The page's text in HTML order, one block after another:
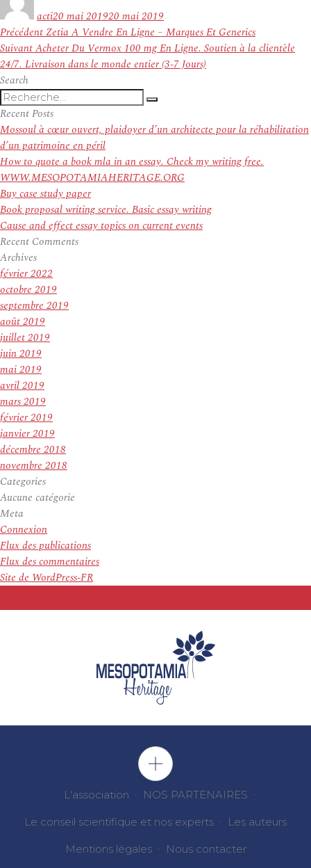
actile
20 mai 201920 mai 2019
Navigation
de
l’article
PrécédentArticle
précédent :
Zetia A Vendre En Ligne – Marques Et Generics
SuivantArticle
suivant :
Acheter Du Vermox 100 mg En Ligne. Soutien à la clientèle
24/7. Livraison dans le monde entier (3-7 Jours)
Search
Recherche
pour
:
Recherche
Recent Posts
Mossoul à cœur ouvert, plaidoyer d’un architecte pour la réhabilitation
d’un patrimoine en péril
How to quote a book mla in an essay. Check my writing free.
WWW.MESOPOTAMIAHERITAGE.ORG
Buy case study paper
Book proposal writing service. Basic essay writing
Cause and effect essay topics on current events
Recent Comments
Archives
février 2022
octobre 2019
septembre 2019
août 2019
juillet 2019
juin 2019
mai 2019
avril 2019
mars 2019
février 2019
janvier 2019
décembre 2018
novembre 2018
Categories
Aucune catégorie
Meta
Connexion
Flux des publications
Flux des commentaires
Site de WordPress-FR
L'association NOS PARTENAIRES
Le conseil scientifique et nos experts Les auteurs
Mentions légales Nous contacter